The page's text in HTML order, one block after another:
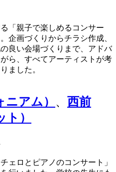
「親子で楽しめるコンサー
企画づくりからチラシ作成、
良い会場づくりまで、アドバ
ら、すべてアーティストが考
ました。
アム） 、 西前
）
ェロとピアノのコンサート」